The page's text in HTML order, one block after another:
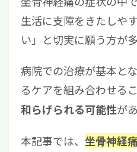
生活に支障をきたしや
い」と切実に願う方が
病院での治療が基本と
るケアを組み合わせるこ
和らげられる可能性が
本記事では、 坐骨神経